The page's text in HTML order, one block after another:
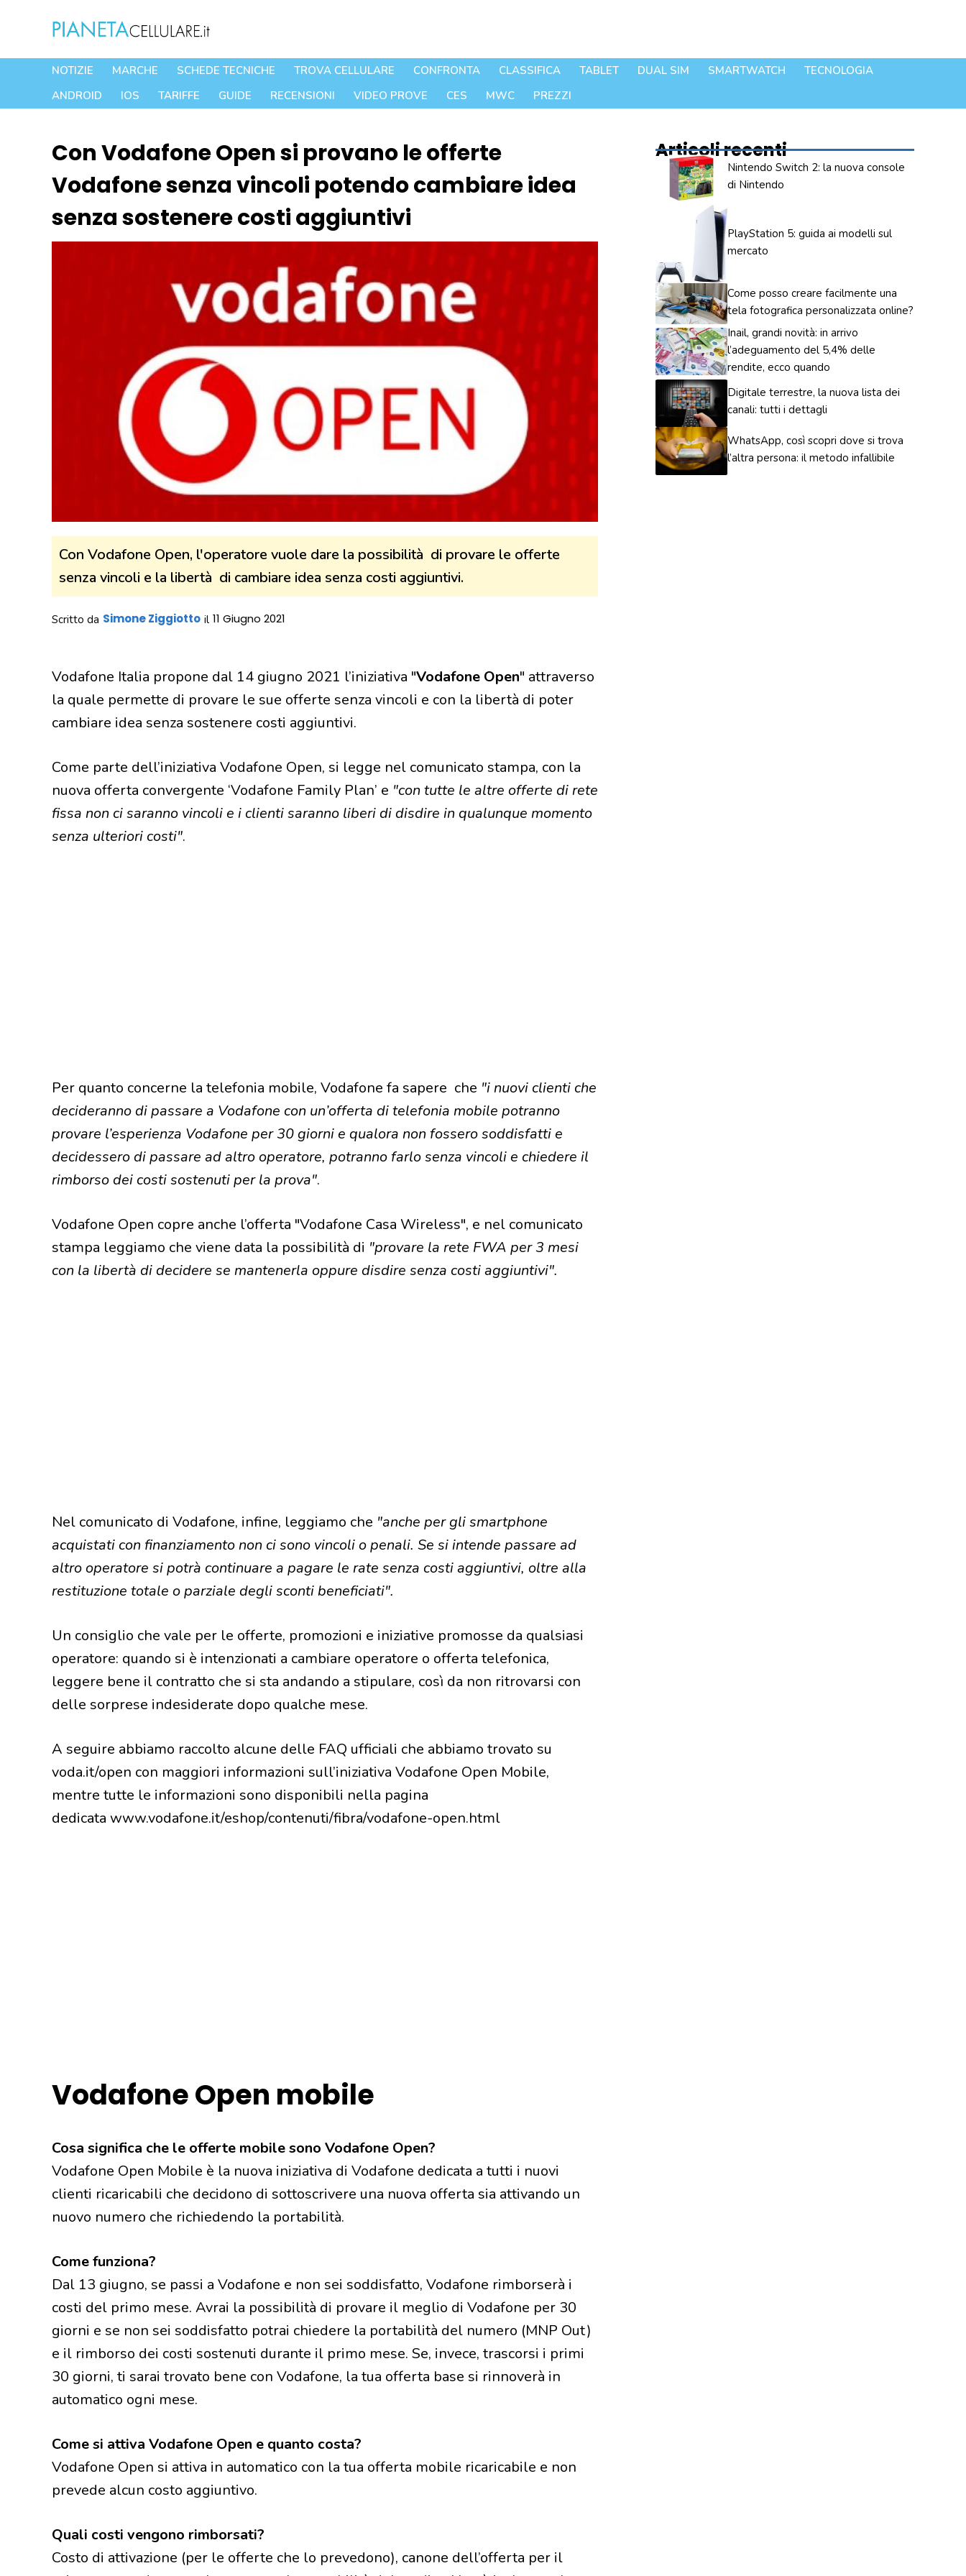
contenuto
NOTIZIE MARCHE SCHEDE TECNICHE TROVA CELLULARE CONFRONTA CLASSIFICA TABLET DUAL SIM SMARTWATCH
TECNOLOGIA
ANDROID
IOS TARIFFE GUIDE RECENSIONI VIDEO PROVE CES MWC PREZZI
Con Vodafone Open si provano le offerte
Vodafone senza vincoli potendo cambiare idea
senza sostenere costi aggiuntivi
Con Vodafone Open, l'operatore vuole dare la possibilità di provare le offerte
senza vincoli e la libertà di cambiare idea senza costi aggiuntivi.
Scritto da Simone Ziggiotto il 11 Giugno 2021
Vodafone Italia propone dal 14 giugno 2021 l’iniziativa "Vodafone Open" attraverso
la quale permette di provare le sue offerte senza vincoli e con la libertà di poter
cambiare idea senza sostenere costi aggiuntivi.
Come parte dell’iniziativa Vodafone Open, si legge nel comunicato stampa, con la
nuova offerta convergente ‘Vodafone Family Plan’ e "con tutte le altre offerte di rete
fissa non ci saranno vincoli e i clienti saranno liberi di disdire in qualunque momento
senza ulteriori costi".
Per quanto concerne la telefonia mobile, Vodafone fa sapere che "i nuovi clienti che
decideranno di passare a Vodafone con un’offerta di telefonia mobile potranno
provare l’esperienza Vodafone per 30 giorni e qualora non fossero soddisfatti e
decidessero di passare ad altro operatore, potranno farlo senza vincoli e chiedere il
rimborso dei costi sostenuti per la prova".
Vodafone Open copre anche l’offerta "Vodafone Casa Wireless", e nel comunicato
stampa leggiamo che viene data la possibilità di "provare la rete FWA per 3 mesi
con la libertà di decidere se mantenerla oppure disdire senza costi aggiuntivi".
Nel comunicato di Vodafone, infine, leggiamo che "anche per gli smartphone
acquistati con finanziamento non ci sono vincoli o penali. Se si intende passare ad
altro operatore si potrà continuare a pagare le rate senza costi aggiuntivi, oltre alla
restituzione totale o parziale degli sconti beneficiati".
Un consiglio che vale per le offerte, promozioni e iniziative promosse da qualsiasi
operatore: quando si è intenzionati a cambiare operatore o offerta telefonica,
leggere bene il contratto che si sta andando a stipulare, così da non ritrovarsi con
delle sorprese indesiderate dopo qualche mese.
A seguire abbiamo raccolto alcune delle FAQ ufficiali che abbiamo trovato su
voda.it/open con maggiori informazioni sull’iniziativa Vodafone Open Mobile,
mentre tutte le informazioni sono disponibili nella pagina
dedicata www.vodafone.it/eshop/contenuti/fibra/vodafone-open.html
Vodafone Open mobile
Cosa significa che le offerte mobile sono Vodafone Open?
Vodafone Open Mobile è la nuova iniziativa di Vodafone dedicata a tutti i nuovi
clienti ricaricabili che decidono di sottoscrivere una nuova offerta sia attivando un
nuovo numero che richiedendo la portabilità.
Come funziona?
Dal 13 giugno, se passi a Vodafone e non sei soddisfatto, Vodafone rimborserà i
costi del primo mese. Avrai la possibilità di provare il meglio di Vodafone per 30
giorni e se non sei soddisfatto potrai chiedere la portabilità del numero (MNP Out)
e il rimborso dei costi sostenuti durante il primo mese. Se, invece, trascorsi i primi
30 giorni, ti sarai trovato bene con Vodafone, la tua offerta base si rinnoverà in
automatico ogni mese.
Come si attiva Vodafone Open e quanto costa?
Vodafone Open si attiva in automatico con la tua offerta mobile ricaricabile e non
prevede alcun costo aggiuntivo.
Quali costi vengono rimborsati?
Costo di attivazione (per le offerte che lo prevedono), canone dell’offerta per il
Articoli recenti
Nintendo Switch 2: la nuova console
di Nintendo
PlayStation 5: guida ai modelli sul
mercato
Come posso creare facilmente una
tela fotografica personalizzata online?
Inail, grandi novità: in arrivo
l’adeguamento del 5,4% delle
rendite, ecco quando
Digitale terrestre, la nuova lista dei
canali: tutti i dettagli
WhatsApp, così scopri dove si trova
l’altra persona: il metodo infallibile